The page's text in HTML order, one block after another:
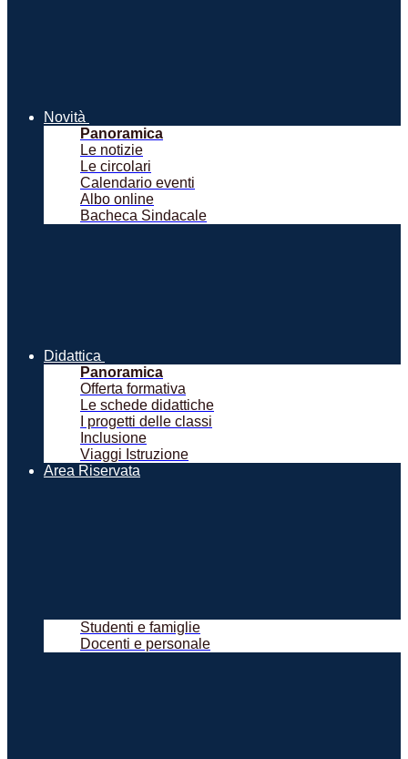
Novità
Panoramica
Le notizie
Le circolari
Calendario eventi
Albo online
Bacheca Sindacale
Didattica
Panoramica
Offerta formativa
Le schede didattiche
I progetti delle classi
Inclusione
Viaggi Istruzione
Area Riservata
Studenti e famiglie
Docenti e personale